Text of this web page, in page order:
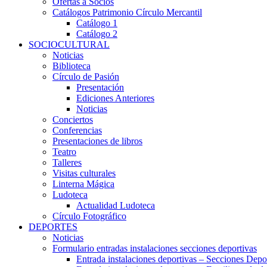
Catálogos Patrimonio Círculo Mercantil
Catálogo 1
Catálogo 2
SOCIOCULTURAL
Noticias
Biblioteca
Círculo de Pasión
Presentación
Ediciones Anteriores
Noticias
Conciertos
Conferencias
Presentaciones de libros
Teatro
Talleres
Visitas culturales
Linterna Mágica
Ludoteca
Actualidad Ludoteca
Círculo Fotográfico
DEPORTES
Noticias
Formulario entradas instalaciones secciones deportivas
Entrada instalaciones deportivas – Secciones